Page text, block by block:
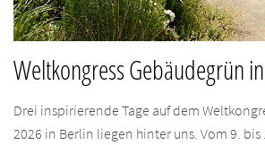
Weltkongress Gebäudegrün
Drei inspirierende Tage auf dem
2026 in Berlin liegen hinter uns. Vom 9.